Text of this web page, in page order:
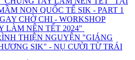
NON QUỐC TẾ SIK - PART 1
CHỜ CHI - WORKSHOP
LÀM NÊN TẾT 2024"
THIỆN NGUYỆN "GIÁNG
SIK" - NỤ CƯỜI TỪ TRÁI